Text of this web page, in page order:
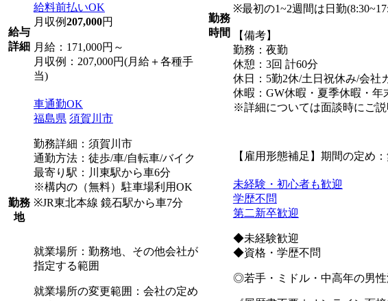
給与
詳細
給料前払いOK
月収例207,000円
月給：171,000円～
月収例：207,000円(月給＋各種手
当)
勤務
地
車通勤OK
福島県 須賀川市
勤務詳細：須賀川市
通勤方法：徒歩/車/自転車/バイク
最寄り駅：川東駅から車6分
※構内の（無料）駐車場利用OK
※JR東北本線 鏡石駅から車7分
就業場所：勤務地、その他会社が
指定する範囲
就業場所の変更範囲：会社の定め
勤務
時間
※最初の1~2週間は日勤
【備考】
勤務：夜勤
休憩：3回 計60分
休日：5勤2休/土日祝休み/会社
休暇：GW休暇・夏季休暇・年
※詳細については面談時にご説
【雇用形態補足】期間の定め
未経験・初心者も歓迎
学歴不問
第二新卒歓迎
◆未経験歓迎
◆資格・学歴不問
◎若手・ミドル・中高年の男性